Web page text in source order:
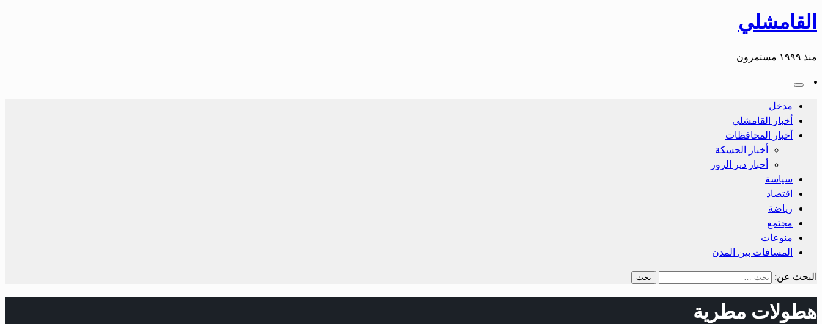
القامشلي
منذ ١٩٩٩ مستمرون
مدخل
أخبار القامشلي
أخبار المحافظات
أخبار الحسكة
أحبار دير الزور
سياسة
اقتصاد
رياضة
مجتمع
منوعات
المسافات بين المدن
البحث عن:
هطولات مطرية